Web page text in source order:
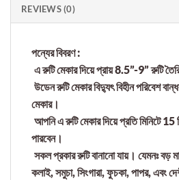
REVIEWS (0)
পন্যের বিবরণ :
এ রুটি মেকার দিয়ে প্রায় 8.5”-9” রুটি
উডেন রুটি মেকার বিদ্যুৎ বিহীন পরিবেশ
মেকার।
আপনি এ রুটি মেকার দিয়ে প্রতি মিনিটে 15
পারবেন।
সকল প্রকার রুটি বানানো যায়। যেমনঃ বড়
কলাই, সমুচা, সিংগারা, ফুচকা, পাপর, এবং